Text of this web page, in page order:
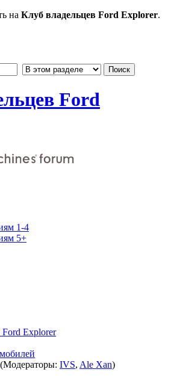
на Клуб владельцев Ford Explorer.
Ford
1-4
5+
Ford Explorer
(Модераторы: IVS, Ale Xan)